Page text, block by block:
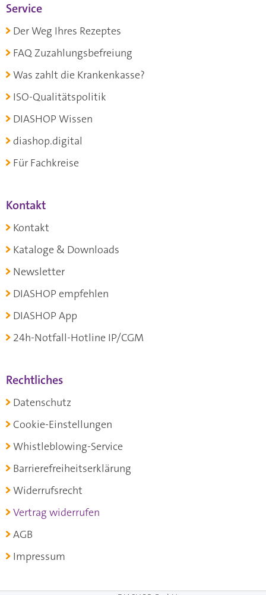
Service
Der Weg Ihres Rezeptes
FAQ Zuzahlungsbefreiung
Was zahlt die Krankenkasse?
ISO-Qualitätspolitik
DIASHOP Wissen
diashop.digital
Für Fachkreise
Kontakt
Kontakt
Kataloge & Downloads
Newsletter
DIASHOP empfehlen
DIASHOP App
24h-Notfall-Hotline IP/CGM
Rechtliches
Datenschutz
Cookie-Einstellungen
Whistleblowing-Service
Barrierefreiheitserklärung
Widerrufsrecht
Vertrag widerrufen
AGB
Impressum